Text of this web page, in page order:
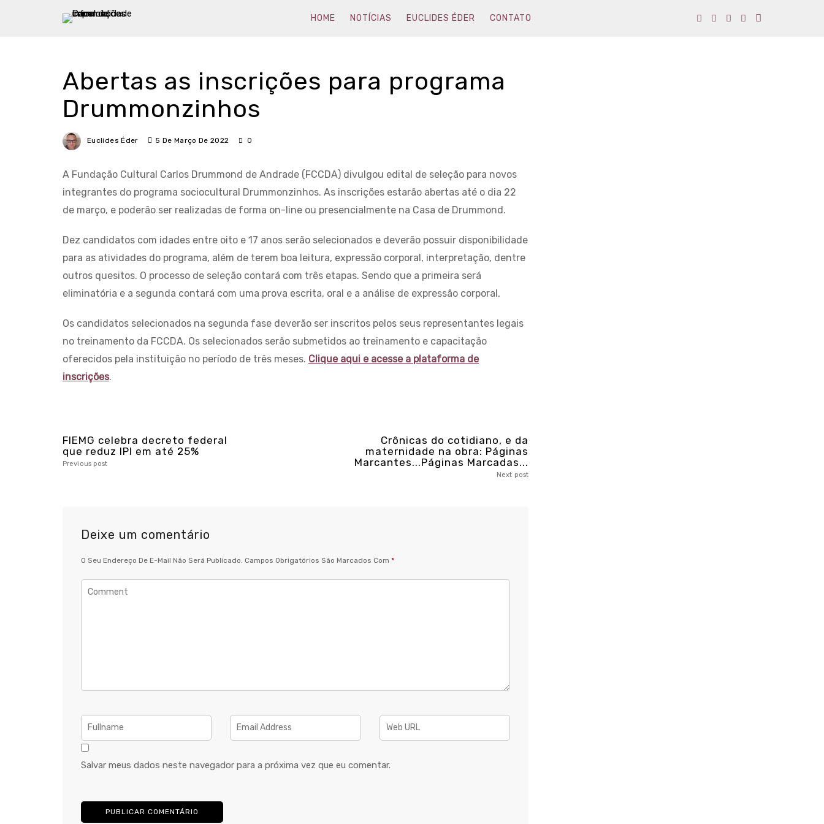
HOME NOTÍCIAS EUCLIDES ÉDER CONTATO
Abertas as inscrições para programa
Drummonzinhos
Euclides Éder 5 De Março De 2022 0
A Fundação Cultural Carlos Drummond de Andrade (FCCDA) divulgou edital de seleção para novos
integrantes do programa sociocultural Drummonzinhos. As inscrições estarão abertas até o dia 22
de março, e poderão ser realizadas de forma on-line ou presencialmente na Casa de Drummond.
Dez candidatos com idades entre oito e 17 anos serão selecionados e deverão possuir disponibilidade
para as atividades do programa, além de terem boa leitura, expressão corporal, interpretação, dentre
outros quesitos. O processo de seleção contará com três etapas. Sendo que a primeira será
eliminatória e a segunda contará com uma prova escrita, oral e a análise de expressão corporal.
Os candidatos selecionados na segunda fase deverão ser inscritos pelos seus representantes legais
no treinamento da FCCDA. Os selecionados serão submetidos ao treinamento e capacitação
oferecidos pela instituição no período de três meses. Clique aqui e acesse a plataforma de
inscrições.
FIEMG celebra decreto federal
que reduz IPI em até 25%
Previous post
Crônicas do cotidiano, e da
maternidade na obra: Páginas
Marcantes...Páginas Marcadas...
Next post
Deixe um comentário
O Seu Endereço De E-Mail Não Será Publicado. Campos Obrigatórios São Marcados Com *
Salvar meus dados neste navegador para a próxima vez que eu comentar.